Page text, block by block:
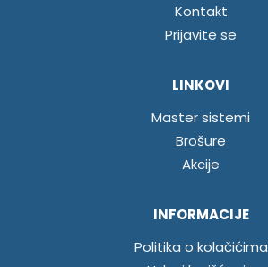
Kontakt
Prijavite se
LINKOVI
Master sistemi
Brošure
Akcije
INFORMACIJE
Politika o kolačićima